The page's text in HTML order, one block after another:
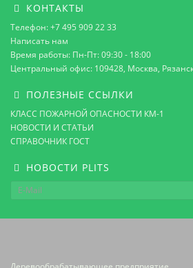
КОНТАКТЫ
Телефон: +7 495 909 22 33
Написать нам
Время работы: Пн-Пт: 09:30 - 18:00
Центральный офис: 109428, Москва,
ПОЛЕЗНЫЕ ССЫЛКИ
КЛАСС ПОЖАРНОЙ ОПАСНОСТИ КМ-1
НОВОСТИ И СТАТЬИ
СПРАВОЧНИК ГОСТ
НОВОСТИ PLITS